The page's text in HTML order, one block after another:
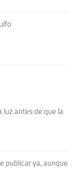
luz antes de que la
publicar ya, aunque